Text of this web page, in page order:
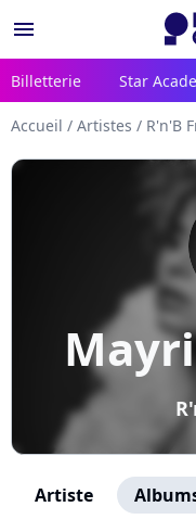
menu
Billetterie Star
Accueil / Artistes / R'n'B
Artiste